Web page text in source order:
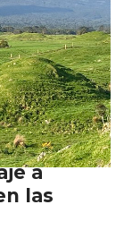
a
las